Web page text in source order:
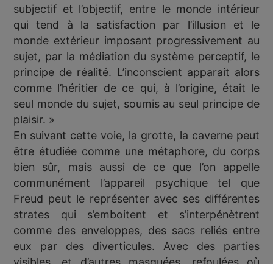
subjectif et l’objectif, entre le monde intérieur
qui tend à la satisfaction par l’illusion et le
monde extérieur imposant progressivement au
sujet, par la médiation du système perceptif, le
principe de réalité. L’inconscient apparait alors
comme l’héritier de ce qui, à l’origine, était le
seul monde du sujet, soumis au seul principe de
plaisir. »
En suivant cette voie, la grotte, la caverne peut
être étudiée comme une métaphore, du corps
bien sûr, mais aussi de ce que l’on appelle
communément l’appareil psychique tel que
Freud peut le représenter avec ses différentes
strates qui s’emboitent et s’interpénètrent
comme des enveloppes, des sacs reliés entre
eux par des diverticules. Avec des parties